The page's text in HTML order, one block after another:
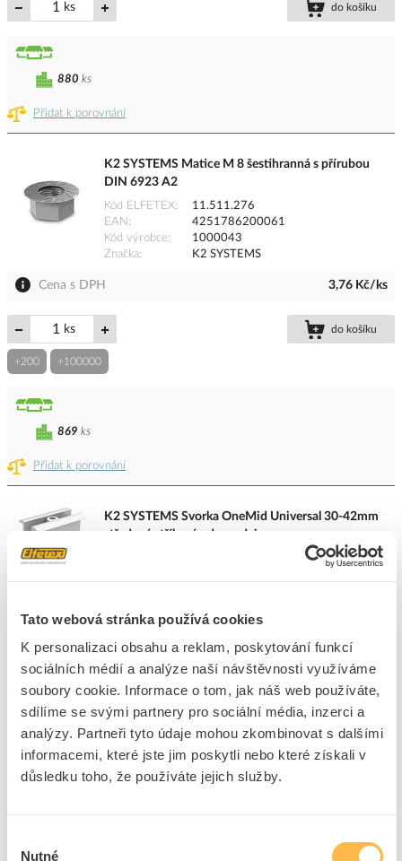
Tato webová stránka používá cookies
K personalizaci obsahu a reklam, poskytování funkcí
sociálních médií a analýze naší návštěvnosti využíváme
soubory cookie. Informace o tom, jak náš web používáte,
sdílíme se svými partnery pro sociální média, inzerci a
analýzy. Partneři tyto údaje mohou zkombinovat s dalšími
informacemi, které jste jim poskytli nebo které získali v
důsledku toho, že používáte jejich služby.
Nutné
ks do košíku
Přidat k porovnání
880 ks
K2 SYSTEMS Matice M 8 šestihranná s přírubou
DIN 6923 A2
Kód ELFETEX
11.511.276
EAN
4251786200061
Kód výrobce
1000043
Značka
K2 SYSTEMS
Cena s DPH 3,76 Kč/ks
ks do košíku
+200 +100000
Přidat k porovnání
869 ks
K2 SYSTEMS Svorka OneMid Universal 30-42mm
středová stříbrná - doprodej
+20 +120 +2880
Přidat k porovnání
831 ks